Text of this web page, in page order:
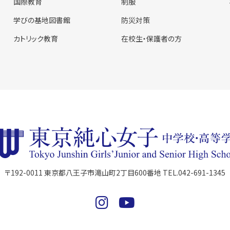
学びの基地図書館
カトリック教育
防災対策
在校生・保護者の方
〒192-0011 東京都八王子市滝山町2丁目600番地 TEL.042-691-1345